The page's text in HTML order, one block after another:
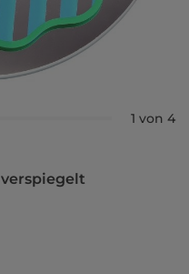
1 von 4